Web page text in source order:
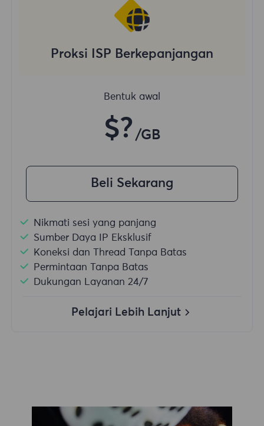
Proksi ISP Berkepanjangan
Bentuk awal
$? /GB
Beli Sekarang
Nikmati sesi yang panjang
Sumber Daya IP Eksklusif
Koneksi dan Thread Tanpa Batas
Permintaan Tanpa Batas
Dukungan Layanan 24/7
Pelajari Lebih Lanjut